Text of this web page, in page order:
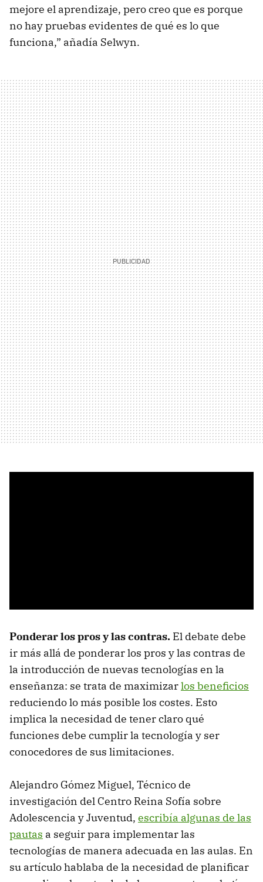
mejore el aprendizaje, pero creo que es porque
no hay pruebas evidentes de qué es lo que
funciona,” añadía Selwyn.
Ponderar los pros y las contras. El debate debe
ir más allá de ponderar los pros y las contras de
la introducción de nuevas tecnologías en la
enseñanza: se trata de maximizarlos beneficios
reduciendo lo más posible los costes. Esto
implica la necesidad de tener claro qué
funciones debe cumplir la tecnología y ser
conocedores de sus limitaciones.
Alejandro Gómez Miguel, Técnico de
investigación del Centro Reina Sofía sobre
Adolescencia y Juventud, escribía algunas de las
pautas a seguir para implementar las
tecnologías de manera adecuada en las aulas. En
su artículo hablaba de la necesidad de planificar